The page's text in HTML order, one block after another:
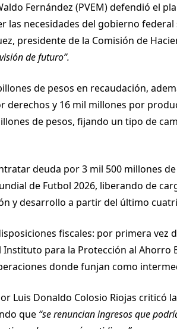
Fernández (PVEM) defendió el
las necesidades del gobierno
presidente de la Comisión de
de futuro”.
de pesos en recaudación,
derechos y 16 mil millones por
de pesos, fijando un tipo de
deuda por 3 mil 500 millones
de Futbol 2026, liberando de
y desarrollo a partir del último
fiscales: por primera vez
para la Protección al Ahorro
donde funjan como
Luis Donaldo Colosio Riojas criticó
que “se renuncian ingresos que